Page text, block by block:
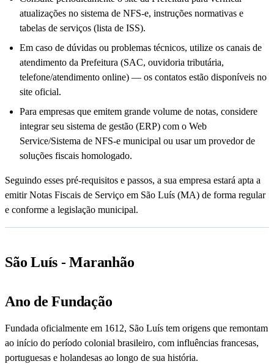
atualizações no sistema de NFS-e, instruções normativas e
tabelas de serviços (lista de ISS).
Em caso de dúvidas ou problemas técnicos, utilize os canais de
atendimento da Prefeitura (SAC, ouvidoria tributária,
telefone/atendimento online) — os contatos estão disponíveis no
site oficial.
Para empresas que emitem grande volume de notas, considere
integrar seu sistema de gestão (ERP) com o Web
Service/Sistema de NFS-e municipal ou usar um provedor de
soluções fiscais homologado.
Seguindo esses pré-requisitos e passos, a sua empresa estará apta a
emitir Notas Fiscais de Serviço em São Luís (MA) de forma regular
e conforme a legislação municipal.
São Luís - Maranhão
Ano de Fundação
Fundada oficialmente em 1612, São Luís tem origens que remontam
ao início do período colonial brasileiro, com influências francesas,
portuguesas e holandesas ao longo de sua história.